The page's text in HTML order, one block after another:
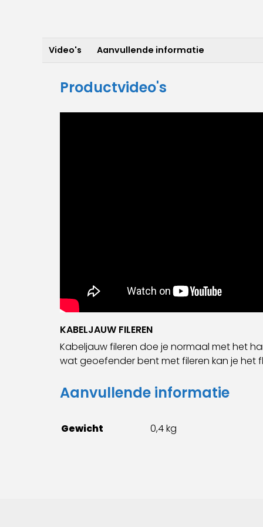
Video's Aanvullende informatie
Productvideo's
KABELJAUW FILEREN
Kabeljauw fileren doe je normaal met het
wat geoefender bent met fileren kan je het
Aanvullende informatie
Gewicht 0,4 kg